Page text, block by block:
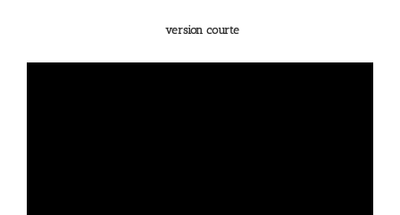
version courte